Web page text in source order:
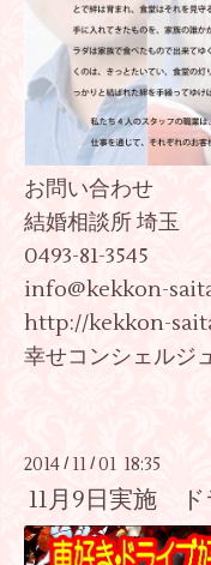
お問い合わせ
結婚相談所 埼玉
0493-81-3545
info@kekkon-
http://kekkon-
幸せコンシェル
2014 / 11 /01 18:35
11月9日実施 ド